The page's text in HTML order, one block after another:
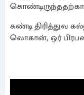
கண்டி திரித்துவ
லொகான், ஒர்